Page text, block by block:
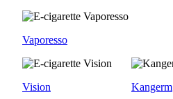
Vaporesso
Vision Kangerm